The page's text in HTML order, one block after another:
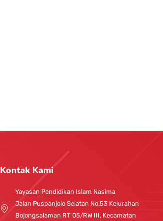
Kontak Kami
Yayasan Pendidikan Islam Nasima
Jalan Puspanjolo Selatan No.53 Kelurahan
Bojongsalaman RT 05/RW III, Kecamatan